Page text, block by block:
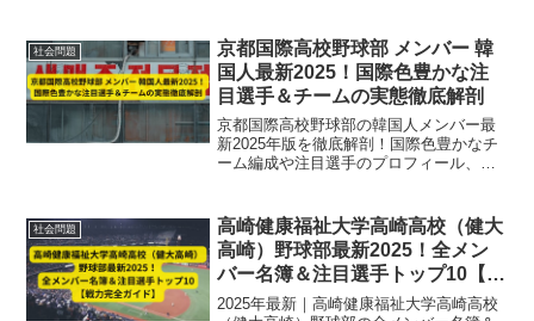
社会問題
京都国際高校野球部 メンバー 韓
国人最新2025！国際色豊かな注
目選手＆チームの実態徹底解剖
京都国際高校野球部の韓国人メンバー最
新2025年版を徹底解剖！国際色豊かなチ
ーム編成や注目選手のプロフィール、チ
社会問題
高崎健康福祉大学高崎高校（健大
高崎）野球部最新2025！全メン
バー名簿＆注目選手トップ10【戦
力完全ガイド】
2025年最新｜高崎健康福祉大学高崎高校